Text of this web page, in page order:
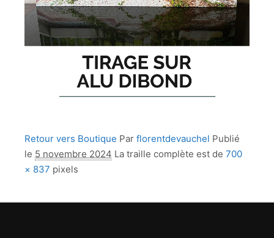
Retour vers Boutique Par florentdevauchel Publié
le 5 novembre 2024 La traille complète est de 700
× 837 pixels